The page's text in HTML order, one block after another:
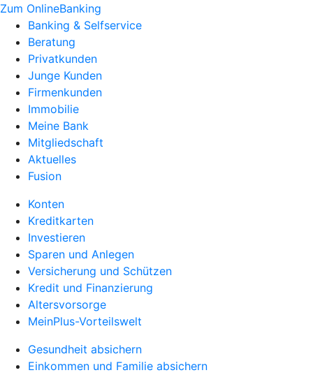
Zum OnlineBanking
Banking & Selfservice
Beratung
Privatkunden
Junge Kunden
Firmenkunden
Immobilie
Meine Bank
Mitgliedschaft
Aktuelles
Fusion
Konten
Kreditkarten
Investieren
Sparen und Anlegen
Versicherung und Schützen
Kredit und Finanzierung
Altersvorsorge
MeinPlus-Vorteilswelt
Gesundheit absichern
Einkommen und Familie absichern